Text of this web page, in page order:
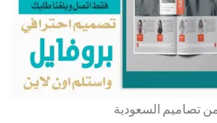
تصاميم السعودية